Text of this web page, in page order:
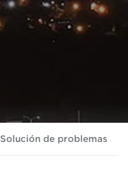
Solución de problemas